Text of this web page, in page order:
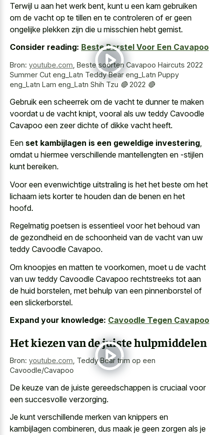
Terwijl u aan het werk bent, kunt u een kam gebruiken
om de vacht op te tillen en te controleren of er geen
ongelijke plekken zijn die u misschien hebt gemist.
Consider reading: Beste Borstel Voor Een Cavapoo
Bron: youtube.com Beste soorten Cavapoo Haircuts 2022
Summer Cut eng_Latn Teddy Bear eng_Latn Puppy
eng_Latn Lam eng_Latn Shih Tzu 🔴 2022 🔴
Gebruik een scheerrek om de vacht te dunner te maken
voordat u de vacht knipt, vooral als uw teddy Cavoodle
Cavapoo een zeer dichte of dikke vacht heeft.
Een set kambijlagen is een geweldige investering,
omdat u hiermee verschillende mantellengten en -stijlen
kunt bereiken.
Voor een evenwichtige uitstraling is het het beste om het
lichaam iets korter te houden dan de benen en het
hoofd.
Regelmatig poetsen is essentieel voor het behoud van
de gezondheid en de schoonheid van de vacht van uw
teddy Cavoodle Cavapoo.
Om knoopjes en matten te voorkomen, moet u de vacht
van uw teddy Cavoodle Cavapoo rechtstreeks tot aan
de huid borstelen, met behulp van een pinnenborstel of
een slickerborstel.
Expand your knowledge: Cavoodle Tegen Cavapoo
Het kiezen van de juiste hulpmiddelen
Bron: youtube.com Teddy Bear trim op een
Cavoodle/Cavapoo
De keuze van de juiste gereedschappen is cruciaal voor
een succesvolle verzorging.
Je kunt verschillende merken van knippers en
kambijlagen combineren, dus maak je geen zorgen als je